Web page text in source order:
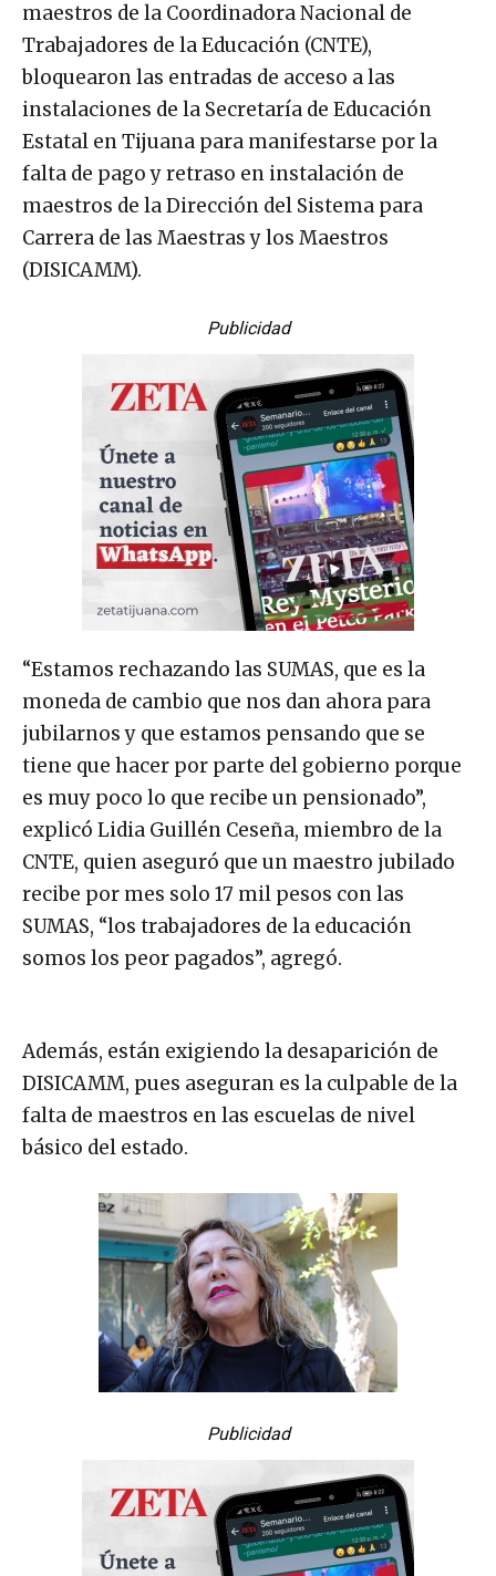
maestros de la Coordinadora Nacional de
Trabajadores de la Educación (CNTE),
bloquearon las entradas de acceso a las
instalaciones de la Secretaría de Educación
Estatal en Tijuana para manifestarse por la
falta de pago y retraso en instalación de
maestros de la Dirección del Sistema para
Carrera de las Maestras y los Maestros
(DISICAMM).
Publicidad
“Estamos rechazando las SUMAS, que es la
moneda de cambio que nos dan ahora para
jubilarnos y que estamos pensando que se
tiene que hacer por parte del gobierno porque
es muy poco lo que recibe un pensionado”,
explicó Lidia Guillén Ceseña, miembro de la
CNTE, quien aseguró que un maestro jubilado
recibe por mes solo 17 mil pesos con las
SUMAS, “los trabajadores de la educación
somos los peor pagados”, agregó.
Además, están exigiendo la desaparición de
DISICAMM, pues aseguran es la culpable de la
falta de maestros en las escuelas de nivel
básico del estado.
Publicidad